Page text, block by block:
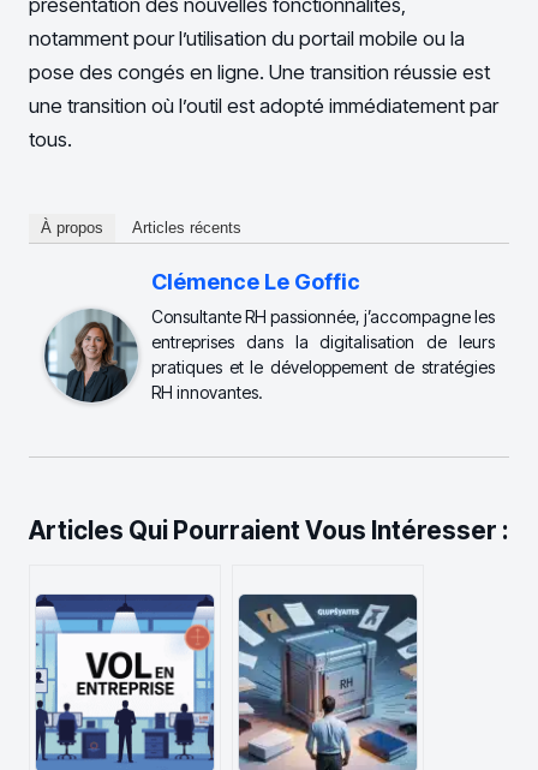
présentation des nouvelles fonctionnalités,
notamment pour l’utilisation du portail mobile ou la
pose des congés en ligne. Une transition réussie est
une transition où l’outil est adopté immédiatement par
tous.
À propos Articles récents
Clémence Le Goffic
Consultante RH passionnée, j’accompagne les
entreprises dans la digitalisation de leurs
pratiques et le développement de stratégies
RH innovantes.
Articles Qui Pourraient Vous Intéresser :